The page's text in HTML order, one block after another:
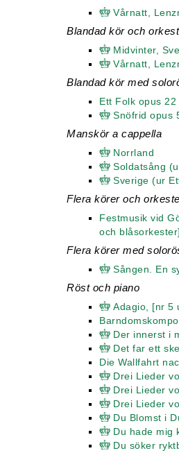
Vårnatt,
Blandad kör och
Midvinter,
Vårnatt,
Blandad kör med
Ett Folk opus 22
Snöfrid opus
Manskör a cappella
Norrland
Soldatsång
Sverige (ur
Flera körer och
Festmusik vid
och blåsorkester]
Flera körer med
Sången. En
Röst och piano
Adagio, [nr 5
Der innerst i
Det far ett
Die Wallfahrt
Drei Lieder
Drei Lieder
Drei Lieder
Du Blomst i
Du hade mig
Du söker